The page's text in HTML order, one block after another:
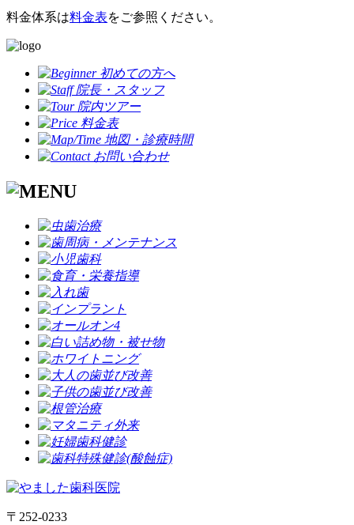
料金体系は料金表をご参照ください。
〒252-0233